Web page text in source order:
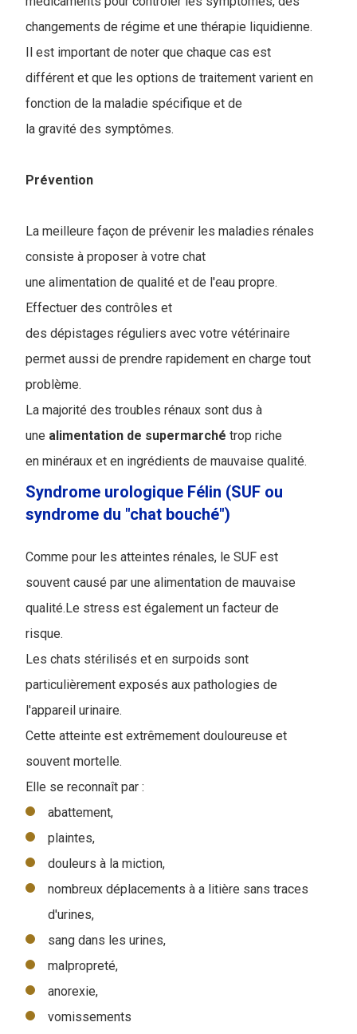
changements de régime et une thérapie liquidienne.
Il est important de noter que chaque cas est
différent et que les options de traitement varient en
fonction de la maladie spécifique et de
la gravité des symptômes.
Prévention
La meilleure façon de prévenir les maladies rénales
consiste à proposer à votre chat
une alimentation de qualité et de l'eau propre.
Effectuer des contrôles et
des dépistages réguliers avec votre vétérinaire
permet aussi de prendre rapidement en charge tout
problème.
La majorité des troubles rénaux sont dus à
une alimentation de supermarché trop riche
en minéraux et en ingrédients de mauvaise qualité.
Syndrome urologique Félin (SUF ou
syndrome du "chat bouché")
Comme pour les atteintes rénales, le SUF est
souvent causé par une alimentation de mauvaise
qualité.Le stress est également un facteur de
risque.
Les chats stérilisés et en surpoids sont
particulièrement exposés aux pathologies de
l'appareil urinaire.
Cette atteinte est extrêmement douloureuse et
souvent mortelle.
Elle se reconnaît par :
abattement,
plaintes,
douleurs à la miction,
nombreux déplacements à a litière sans traces
d'urines,
sang dans les urines,
malpropreté,
anorexie,
vomissements